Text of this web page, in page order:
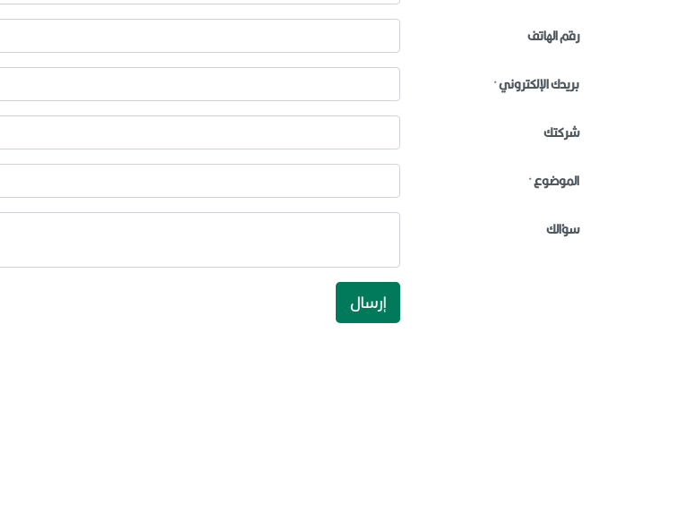
رقم الهاتف
بريدك الإلكتروني*
شركتك
الموضوع*
سؤالك
إرسال